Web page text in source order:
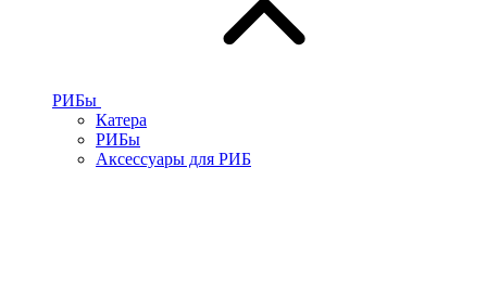
РИБы
Катера
РИБы
Аксессуары для РИБ